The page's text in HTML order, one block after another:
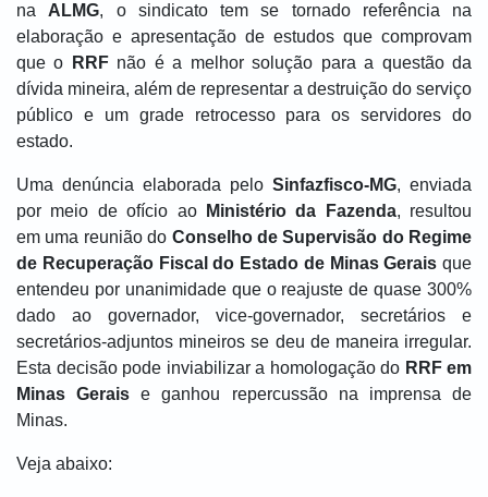
na ALMG, o sindicato tem se tornado referência na
elaboração e apresentação de estudos que comprovam
que o
RRFnão é a melhor solução para a questão da
dívida mineira, além de representar a destruição do serviço
público e um grade retrocesso para os servidores do
estado.
Uma denúncia elaborada pelo Sinfazfisco-MG, enviada
por meio de ofício ao
Ministério da Fazenda, resultou
em uma reunião do Conselho de Supervisão do Regime
de Recuperação Fiscal do Estado de Minas Gerais que
entendeu por unanimidade que o reajuste de quase 300%
dado ao governador, vice-governador, secretários e
secretários-adjuntos mineiros se deu de maneira irregular.
Esta decisão pode inviabilizar a homologação do RRF em
Minas Gerais e ganhou repercussão na imprensa de
Minas.
Veja abaixo: